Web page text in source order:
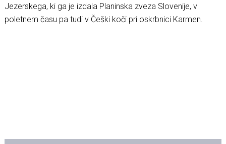
Jezerskega, ki ga je izdala Planinska zveza Slovenije, v
poletnem času pa tudi v Češki koči pri oskrbnici Karmen.